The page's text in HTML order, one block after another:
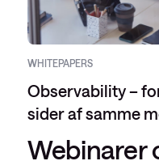
WHITEPAPERS
Observability –
sider af samme
Webinarer